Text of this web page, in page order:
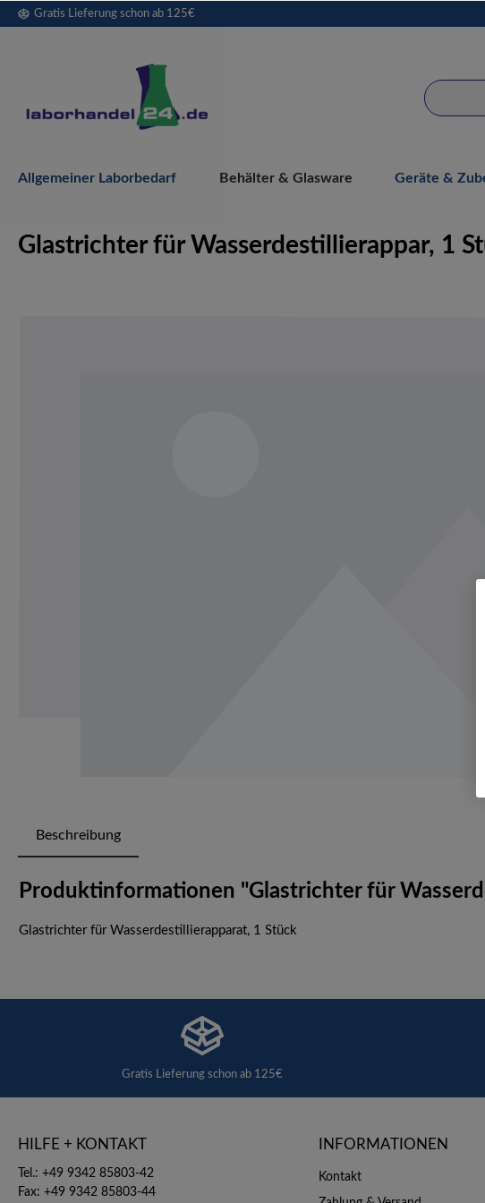
Zur Hauptnavigation springen
Gratis Lieferung schon ab 125€
Allgemeiner Laborbedarf Behälter & Glasware Geräte &
Glastrichter für Wasserdestillierappar, 1
Beschreibung
Produktinformationen "Glastrichter für
Glastrichter für Wasserdestillierapparat, 1 Stück
Gratis Lieferung schon ab 125€
HILFE + KONTAKT
Tel.: +49 9342 85803-42
Fax: +49 9342 85803-44
INFORMATIONEN
Kontakt